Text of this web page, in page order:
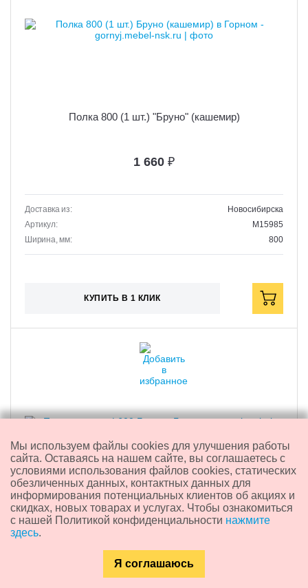
Полка 800 (1 шт.) "Бруно" (кашемир)
1 660 ₽
Доставка из:
Новосибирска
Артикул:
M15985
Ширина, мм:
800
КУПИТЬ В 1 КЛИК
Полка сотовая L600 "Баско"
1 730₽
Каталог Контакты
Мы используем файлы cookies для улучшения работы
сайта. Оставаясь на нашем сайте, вы соглашаетесь с
условиями использования файлов cookies, статических
обезличенных данных, контактных данных для
информирования потенциальных клиентов об акциях и
скидках, новых товарах и услугах. Чтобы ознакомиться
с нашей Политикой конфиденциальности нажмите
здесь.
Я соглашаюсь